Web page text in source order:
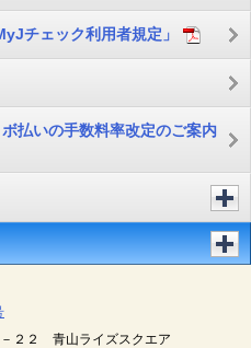
チェック利用者規定」
払いの手数料率改定のご案内
２２ 青山ライズスクエア